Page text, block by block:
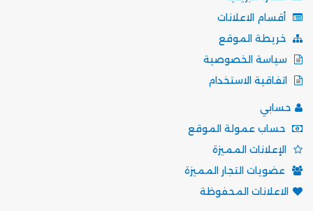
أقسام الاعلانات
خريطة الموقع
سياسة الخصوصية
اتفاقية الاستخدام
حسابي
حساب عمولة الموقع
الإعلانات المميزة
عضويات التجار المميزة
الاعلانات المحفوظة